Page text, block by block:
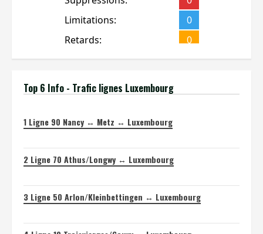
Top 6 Info - Trafic lignes Luxembourg
1 Ligne 90 Nancy ↔ Metz ↔ Luxembourg
2 Ligne 70 Athus/Longwy ↔ Luxembourg
3 Ligne 50 Arlon/Kleinbettingen ↔ Luxembourg